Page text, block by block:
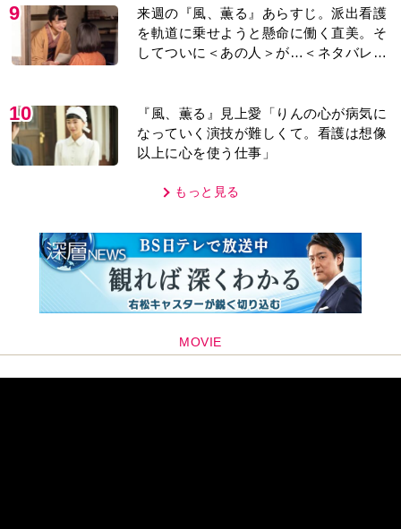
9
来週の『風、薫る』あらすじ。派出看護
を軌道に乗せようと懸命に働く直美。そ
してついに＜あの人＞が…＜ネタバレあ
10
『風、薫る』見上愛「りんの心が病気に
なっていく演技が難しくて。看護は想像
以上に心を使う仕事」
もっと見る
MOVIE